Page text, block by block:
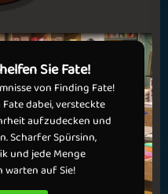
Christmas Time
Summer Vibes
in Mahjong 3
damit
es alle Level mit 3 Sternen
3!
Sie Fate!
von Finding Fate!
dabei, versteckte
aufzudecken und
Scharfer Spürsinn,
und jede Menge
auf Sie!
Spielen